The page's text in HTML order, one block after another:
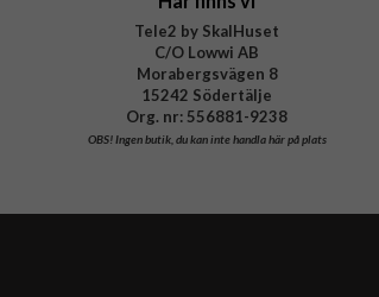
Tele2 by SkalHuset
C/O Lowwi AB
Morabergsvägen 8
15242 Södertälje
Org. nr: 556881-9238
OBS!Ingen butik, du kan inte handla här på plats